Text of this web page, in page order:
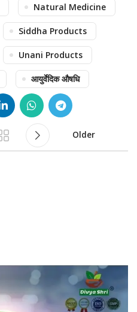
Natural Medicine
Siddha Products
Unani Products
आयुर्वेदिक औषधि
Older